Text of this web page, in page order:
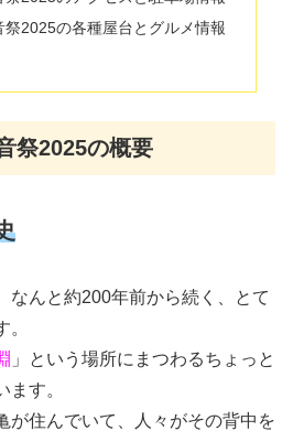
2025の各種屋台とグルメ情報
祭2025の概要
なんと約200年前から続く、とて
」という場所にまつわるちょっと
す。
が住んでいて、人々がその背中を